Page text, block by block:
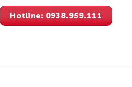
Hotline: 0938.959.111